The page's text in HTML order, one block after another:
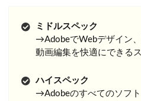
ミドルスペック
→AdobeでWebデザイン
動画編集を快適にできる
ハイスペック
→Adobeのすべてのソフ